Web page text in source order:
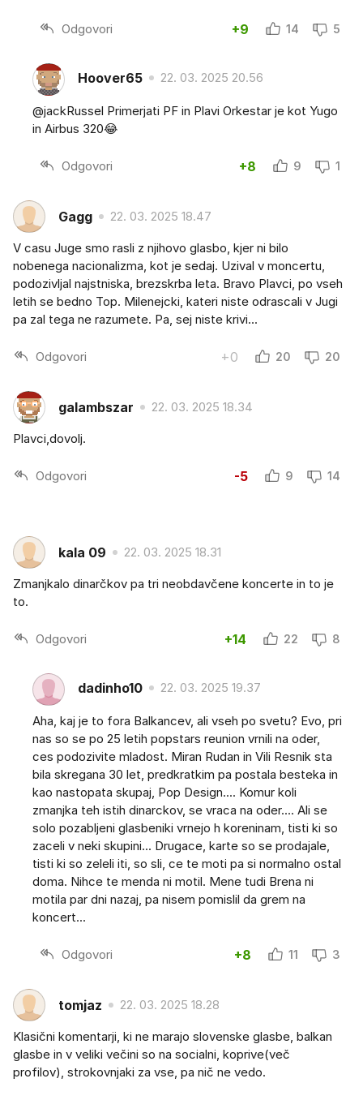
Odgovori +9 14 5
Hoover65 22. 03. 2025 20.56
@jackRussel Primerjati PF in Plavi Orkestar je kot Yugo
in Airbus 320😂
Odgovori +8 9 1
Gagg 22. 03. 2025 18.47
V casu Juge smo rasli z njihovo glasbo, kjer ni bilo
nobenega nacionalizma, kot je sedaj. Uzival v moncertu,
podozivljal najstniska, brezskrba leta. Bravo Plavci, po vseh
letih se bedno Top. Milenejcki, kateri niste odrascali v Jugi
pa zal tega ne razumete. Pa, sej niste krivi...
Odgovori +0 20 20
galambszar 22. 03. 2025 18.34
Plavci,dovolj.
Odgovori -5 9 14
kala 09 22. 03. 2025 18.31
Zmanjkalo dinarčkov pa tri neobdavčene koncerte in to je
to.
Odgovori +14 22 8
dadinho10 22. 03. 2025 19.37
Aha, kaj je to fora Balkancev, ali vseh po svetu? Evo, pri
nas so se po 25 letih popstars reunion vrnili na oder,
ces podozivite mladost. Miran Rudan in Vili Resnik sta
bila skregana 30 let, predkratkim pa postala besteka in
kao nastopata skupaj, Pop Design.... Komur koli
zmanjka teh istih dinarckov, se vraca na oder.... Ali se
solo pozabljeni glasbeniki vrnejo h koreninam, tisti ki so
zaceli v neki skupini... Drugace, karte so se prodajale,
tisti ki so zeleli iti, so sli, ce te moti pa si normalno ostal
doma. Nihce te menda ni motil. Mene tudi Brena ni
motila par dni nazaj, pa nisem pomislil da grem na
koncert...
Odgovori +8 11 3
tomjaz 22. 03. 2025 18.28
Klasični komentarji, ki ne marajo slovenske glasbe, balkan
glasbe in v veliki večini so na socialni, koprive(več
profilov), strokovnjaki za vse, pa nič ne vedo.